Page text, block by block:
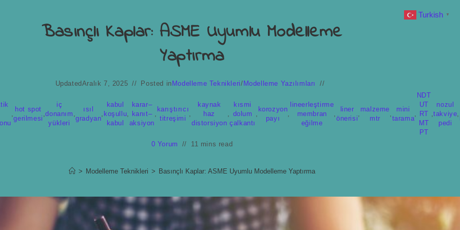
Basınçlı Kaplar: ASME Uyumlu Modelleme
Yaptırma
Updated Aralık 7, 2025 Posted in Modelleme Teknikleri/ Modelleme Yazılımları
,
hot spot
gerilmesi
,
iç
donanım
yükleri
,
ısıl
gradyan
,
kabul
koşullu
kabul
,
karar–
kanıt–
aksiyon
,
karıştırıcı
titreşimi
,
kaynak
haz
distorsiyon
,
kısmi
dolum
çalkantı
,
korozyon
payı
,
lineerleştirme
membran
eğilme
,
liner
önerisi
,
malzeme
mtr
,
mini
tarama
,
NDT
UT
RT
MT
PT
,
nozul
takviye
pedi
,
0 Yorum 11 mins read
> Modelleme Teknikleri > Basınçlı Kaplar: ASME Uyumlu Modelleme Yaptırma
Turkish ▼